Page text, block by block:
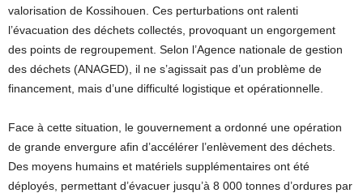
valorisation de Kossihouen. Ces perturbations ont ralenti
l’évacuation des déchets collectés, provoquant un engorgement
des points de regroupement. Selon l’Agence nationale de gestion
des déchets (ANAGED), il ne s’agissait pas d’un problème de
financement, mais d’une difficulté logistique et opérationnelle.
Face à cette situation, le gouvernement a ordonné une opération
de grande envergure afin d’accélérer l’enlèvement des déchets.
Des moyens humains et matériels supplémentaires ont été
déployés, permettant d’évacuer jusqu’à 8 000 tonnes d’ordures par